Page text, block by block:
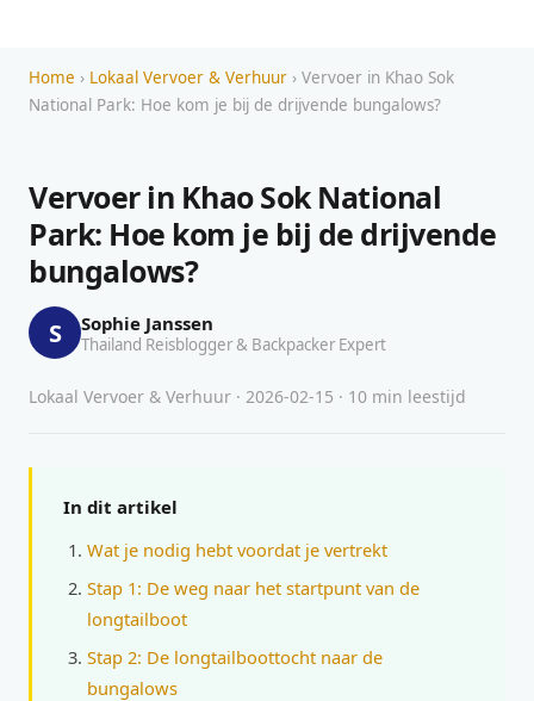
Home › Lokaal Vervoer & Verhuur › Vervoer in Khao Sok
National Park: Hoe kom je bij de drijvende bungalows?
Vervoer in Khao Sok National
Park: Hoe kom je bij de drijvende
bungalows?
S Sophie Janssen
Thailand Reisblogger & Backpacker Expert
Lokaal Vervoer & Verhuur · 2026-02-15 · 10 min leestijd
In dit artikel
Wat je nodig hebt voordat je vertrekt
Stap 1: De weg naar het startpunt van de
longtailboot
Stap 2: De longtailboottocht naar de
bungalows